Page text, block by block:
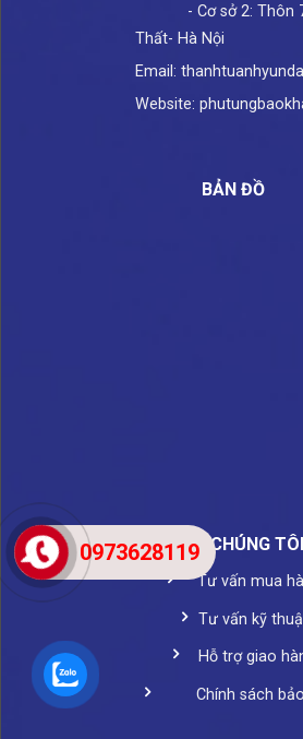
- Cơ sở 2: Thôn
Thất- Hà Nội
Email:
Website:
BẢN ĐỒ
VỀ CHÚNG TÔI
Tư vấn mua
Tư vấn kỹ
Hỗ trợ giao
Chính sách bảo
0973628119